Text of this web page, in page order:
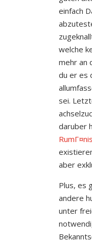
einfach
welche
mehr an
du er es
sei.
daruber
aber
Plus, es
andere
unter